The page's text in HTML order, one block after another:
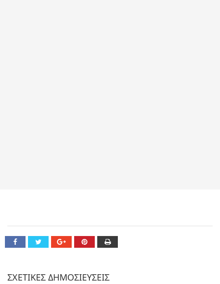
ΣΧΕΤΙΚΕΣ ΔΗΜΟΣΙΕΥΣΕΙΣ